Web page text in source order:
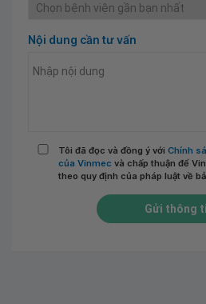
Nội dung cần tư vấn
Tôi đã đọc và đồng ý với Chính
của Vinmec và chấp thuận để
theo quy định của pháp luật về
Gửi thông